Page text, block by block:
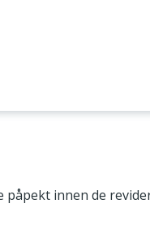
innen de